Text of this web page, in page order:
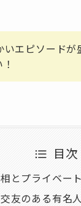
エピソード
目次
とプライベー
友のある有名